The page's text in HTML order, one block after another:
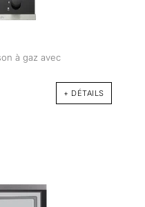
à gaz avec
+ DÉTAILS